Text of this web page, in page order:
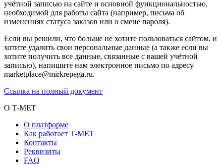
учётной записью на сайте и основной функциональностью,
необходимой для работы сайта (например, письма об
изменениях статуса заказов или о смене пароля).
Если вы решили, что больше не хотите пользоваться сайтом, и
хотите удалить свои персональные данные (а также если вы
хотите получить все данные, связанные с вашей учётной
записью), напишите нам электронное письмо по адресу
marketplace@mirkrepega.ru.
Ссылка на полный документ
О Т-МЕТ
О платформе
Как работает Т-МЕТ
Контакты
Реквизиты
FAQ